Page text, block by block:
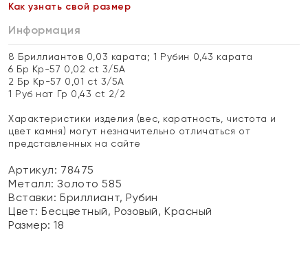
Как узнать свой размер
Информация
8 Бриллиантов 0,03 карата; 1 Рубин 0,43 карата
6 Бр Кр-57 0,02 ct 3/5А
2 Бр Кр-57 0,01 ct 3/5А
1 Руб нат Гр 0,43 ct 2/2
Характеристики изделия (вес, каратность, чистота и
цвет камня) могут незначительно отличаться от
представленных на сайте
Артикул: 78475
Металл:Золото 585
Вставки:Бриллиант, Рубин
Цвет:Бесцветный, Розовый, Красный
Размер:18